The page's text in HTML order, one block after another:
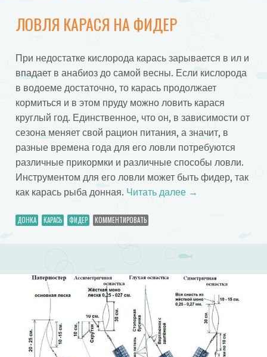
ЛОВЛЯ КАРАСЯ НА ФИДЕР
При недостатке кислорода карась зарывается в ил и
впадает в анабиоз до самой весны. Если кислорода
в водоеме достаточно, то карась продолжает
кормиться и в этом пруду можно ловить карася
круглый год. Единственное, что он, в зависимости от
сезона меняет свой рацион питания, а значит, в
разные времена года для его ловли потребуются
различные прикормки и различные способы ловли.
Инструментом для его ловли может быть фидер, так
как карась рыба донная. Читать далее →
ДОНКА КАРАСЬ ФИДЕР КОММЕНТИРОВАТЬ